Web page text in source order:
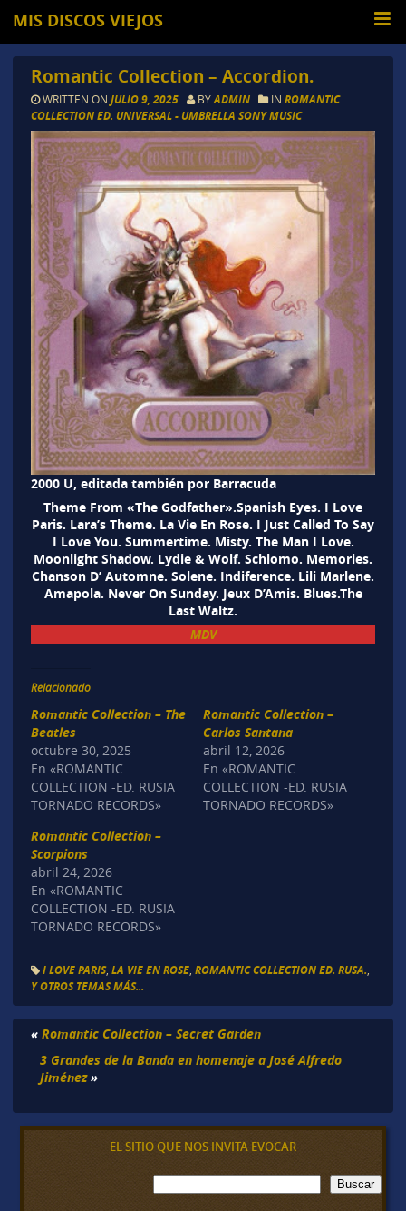
MIS DISCOS VIEJOS
Romantic Collection – Accordion.
WRITTEN ON JULIO 9, 2025 BYADMIN IN ROMANTIC
COLLECTION ED. UNIVERSAL - UMBRELLA SONY MUSIC
2000 U, editada también por Barracuda
Theme From «The Godfather».Spanish Eyes. I Love
Paris. Lara’s Theme. La Vie En Rose. I Just Called To Say
I Love You. Summertime. Misty. The Man I Love.
Moonlight Shadow. Lydie & Wolf. Schlomo. Memories.
Chanson D’ Automne. Solene. Indiference. Lili Marlene.
Amapola. Never On Sunday. Jeux D’Amis. Blues.The
Last Waltz.
MDV
Relacionado
Romantic Collection – The
Beatles
octubre 30, 2025
En «ROMANTIC
COLLECTION -ED. RUSIA
TORNADO RECORDS»
Romantic Collection –
Carlos Santana
abril 12, 2026
En «ROMANTIC
COLLECTION -ED. RUSIA
TORNADO RECORDS»
Romantic Collection –
Scorpions
abril 24, 2026
En «ROMANTIC
COLLECTION -ED. RUSIA
TORNADO RECORDS»
I LOVE PARIS, LA VIE EN ROSE, ROMANTIC COLLECTION ED. RUSA.
Y OTROS TEMAS MÁS...
« Romantic Collection – Secret Garden
3 Grandes de la Banda en homenaje a José Alfredo
Jiménez»
EL SITIO QUE NOS INVITA EVOCAR
B
u
Buscar